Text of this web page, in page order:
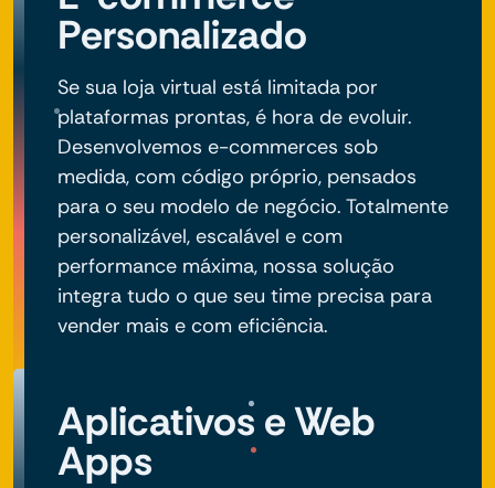
Personalizado
Se sua loja virtual está limitada por
plataformas prontas, é hora de evoluir.
Desenvolvemos e-commerces sob
medida, com código próprio, pensados
para o seu modelo de negócio. Totalmente
personalizável, escalável e com
performance máxima, nossa solução
integra tudo o que seu time precisa para
vender mais e com eficiência.
Aplicativos e Web
Apps